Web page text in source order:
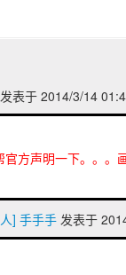
发表于 2014/3/14
官方声明一下。。。
] 手手手发表于